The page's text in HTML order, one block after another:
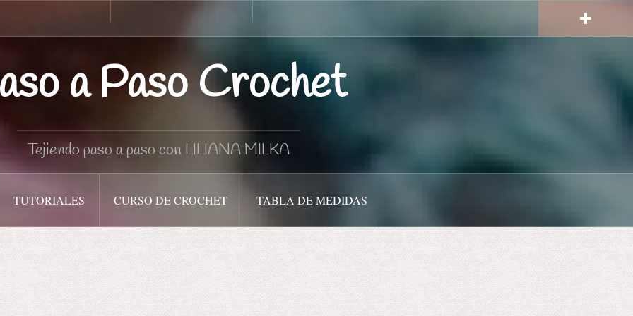
Crochet
medidas
a Paso Crochet
Tejiendo paso a paso con LILIANA MILKA
TUTORIALES CURSO DE CROCHET TABLA DE MEDIDAS